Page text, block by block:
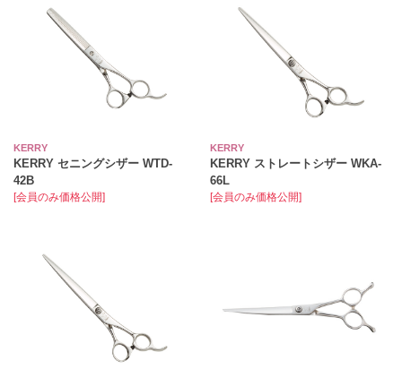
KERRY
KERRY セニングシザー WTD-
42B
[会員のみ価格公開]
KERRY
KERRY ストレートシザー WKA-
66L
[会員のみ価格公開]